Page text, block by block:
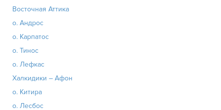
Восточная Аттика
о. Андрос
о. Карпатос
о. Тинос
о. Лефкас
Халкидики – Афон
о. Китира
о. Лесбос